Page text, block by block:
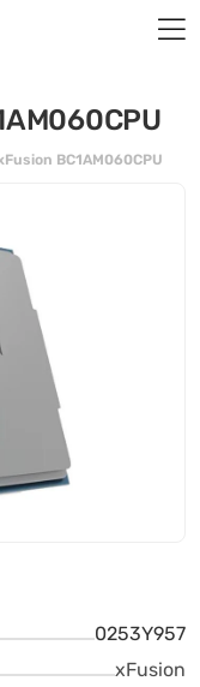
BC1AM060CPU
0253Y957
xFusion